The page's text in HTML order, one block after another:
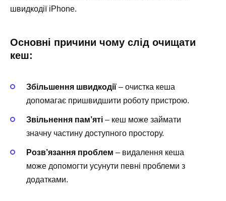
швидкодії iPhone.
Основні причини чому слід очищати
кеш:
Збільшення швидкодії – очистка кеша
допомагає пришвидшити роботу пристрою.
Звільнення пам’яті – кеш може займати
значну частину доступного простору.
Розв’язання проблем – видалення кеша
може допомогти усунути певні проблеми з
додатками.